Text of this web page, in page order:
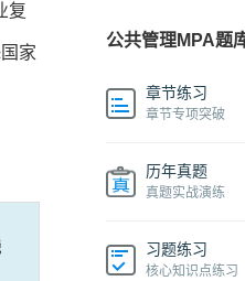
复
家
公共管理MPA题
章节练习
章节专项突破
历年真题
真题实战演练
习题练习
核心知识点练习